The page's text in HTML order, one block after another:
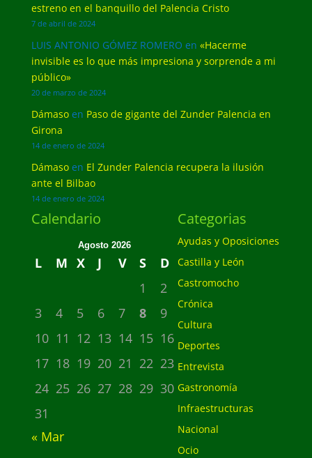
estreno en el banquillo del Palencia Cristo
7 de abril de 2024
LUIS ANTONIO GÓMEZ ROMERO en «Hacerme
invisible es lo que más impresiona y sorprende a mi
público»
20 de marzo de 2024
Dámasoen Paso de gigante del Zunder Palencia en
Girona
14 de enero de 2024
Dámasoen El Zunder Palencia recupera la ilusión
ante el Bilbao
14 de enero de 2024
Calendario
Agosto 2026
L M X J V S
D
1
2
3
4 5 6 7 8
9
10 11 12 13 14 15 16
17 18 19 20 21 22 23
24 25 26 27 28 29 30
31
« Mar
Categorias
Ayudas y Oposiciones
Castilla y León
Castromocho
Crónica
Cultura
Deportes
Entrevista
Gastronomía
Infraestructuras
Nacional
Ocio